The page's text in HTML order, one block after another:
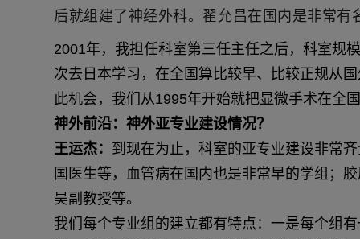
后就组建了神经外科。翟允昌在国内是非常
2001年，我担任科室第三任主任之后，科室规
次去日本学习，在全国算比较早、比较正规从
此机会，我们从1995年开始就把显微手术在全
神外前沿：神外亚专业建设情况？
王运杰： 到现在为止，科室的亚专业建设非常
国医生等，血管病在国内也是非常早的学组；
昊副教授等。
我们每个专业组的建立都有特点：一是每个组